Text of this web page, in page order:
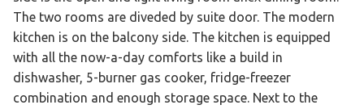
The two rooms are diveded by suite door. The modern
kitchen is on the balcony side. The kitchen is equipped
with all the now-a-day comforts like a build in
dishwasher, 5-burner gas cooker, fridge-freezer
combination and enough storage space. Next to the